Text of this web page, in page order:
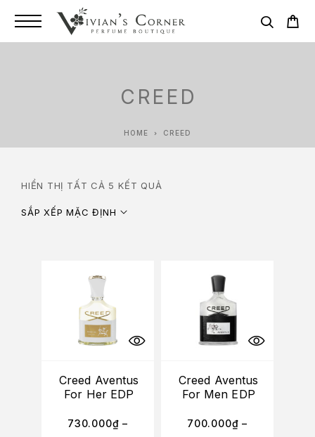
CREED
HOME CREED
HIỂN THỊ TẤT CẢ 5 KẾT QUẢ
SẮP XẾP MẶC ĐỊNH
Creed Aventus
For Her EDP
730.000₫ –
Creed Aventus
For Men EDP
700.000₫ –